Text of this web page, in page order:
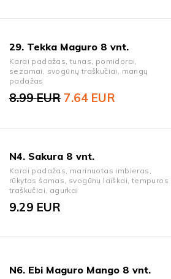
29. Tekka Maguro 8 vnt.
Karai padažas, tunas, pomidorai,
sezamai, svogūnų traškučiai, mangų
padažas
8.99EUR
Original price was: 8.99 EUR.
7.64 EUR
Current price is: 7.64 EUR.
N4. Sakura 8 vnt.
Karai padažas, marinuotas imbieras,
rūkytas šamas, svogūnų laiškai, tempuros
traškučiai, agurkai
9.29 EUR
N6. Ebi Maguro Mango 8 vnt.